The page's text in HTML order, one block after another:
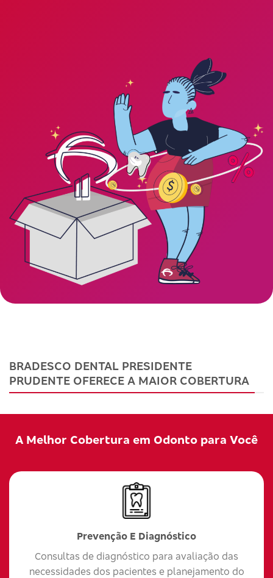
BRADESCO DENTAL PRESIDENTE
PRUDENTE OFERECE A MAIOR COBERTURA
A Melhor Cobertura em Odonto para Você
Prevenção E Diagnóstico
Consultas de diagnóstico para avaliação das
necessidades dos pacientes e planejamento do